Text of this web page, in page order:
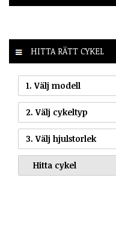
HITTA RÄTT CYKEL
1. Välj modell
2. Välj cykeltyp
3. Välj hjulstorlek